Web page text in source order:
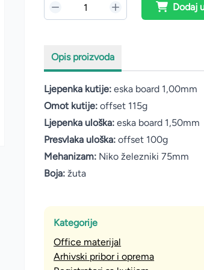
Dodaj
Opis proizvoda
Ljepenka kutije: eska board 1,00mm
Omot kutije: offset 115g
Ljepenka uloška: eska board 1,50mm
Presvlaka uloška: offset 100g
Mehanizam: Niko železniki 75mm
Boja: žuta
Kategorije
Office materijal
Arhivski pribor i oprema